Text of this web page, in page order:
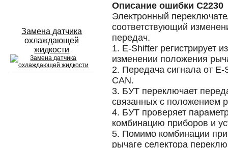
Замена датчика
охлаждающей
жидкости
Описание ошибки C2230
Электронный
соответствующий
передач.
1. E-Shifter регистрирует
изменении положения
2. Передача сигнала от
CAN.
3. БУТ переключает
связанных с положением
4. БУТ проверяет
комбинацию приборов и
5. Помимо комбинации
рычаге селектора